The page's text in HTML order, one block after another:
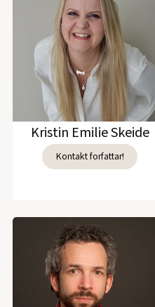
Kristin Emilie Skeide
Kontakt forfattar!